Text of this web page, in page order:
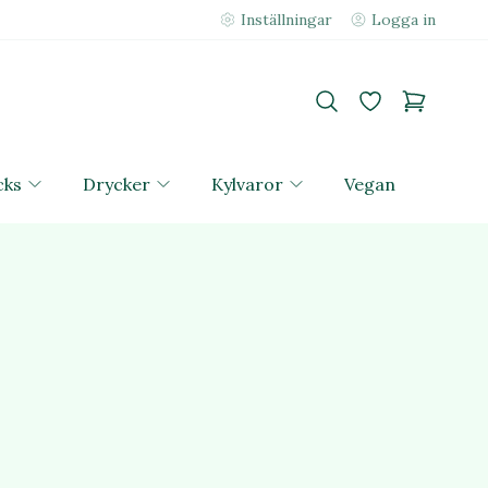
Inställningar Logga in
Drycker Kylvaror Vegan